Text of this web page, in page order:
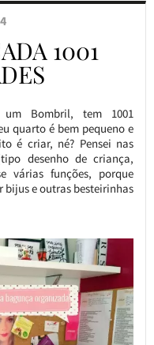
1001
Bombril, tem 1001
quarto é bem pequeno e
é criar, né? Pensei nas
desenho de criança,
várias funções, porque
e outras besteirinhas